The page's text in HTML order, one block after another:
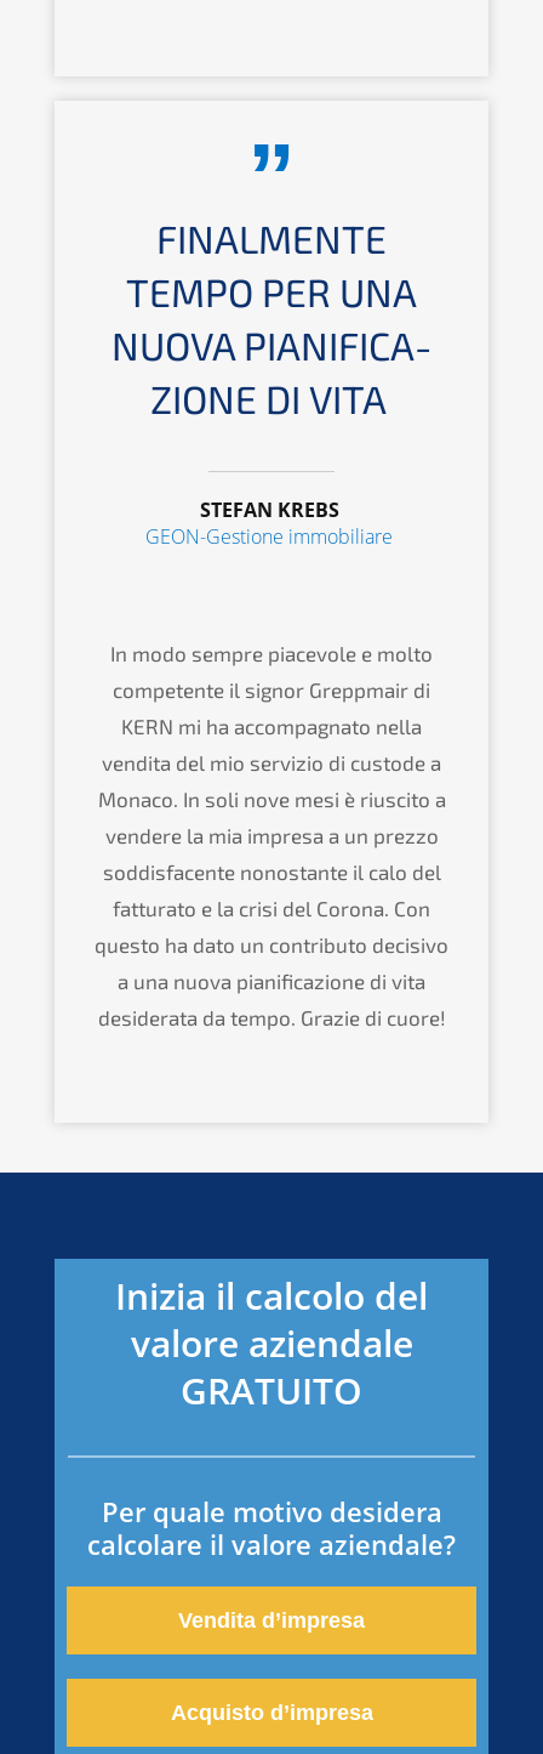
FINAL­MEN­TE
TEMPO PER UNA
NUOVA PIANI­FI­CA­
ZIO­NE DI VITA
STEFAN KREBS
GEON-Gestio­ne immobiliare
In modo sempre piace­vo­le e molto
compe­ten­te il signor Grepp­mair di
KERN mi ha accom­pa­gna­to nella
vendita del mio servi­zio di custo­de a
Monaco. In soli nove mesi è riusci­to a
vende­re la mia impre­sa a un prezzo
soddis­fa­cen­te nonostan­te il calo del
fattu­ra­to e la crisi del Corona. Con
questo ha dato un contri­bu­to decisi­vo
a una nuova piani­fi­ca­zio­ne di vita
deside­ra­ta da tempo. Grazie di cuore!
Inizia il calco­lo del
valore aziend­a­le
GRATUITO
Per quale motivo deside­ra
calco­la­re il valore aziendale?
Vendita d’impre­sa
Acquis­to d’impresa